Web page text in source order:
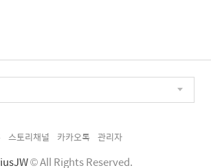
스토리채널 카카오톡 관리자
© All Rights Reserved.